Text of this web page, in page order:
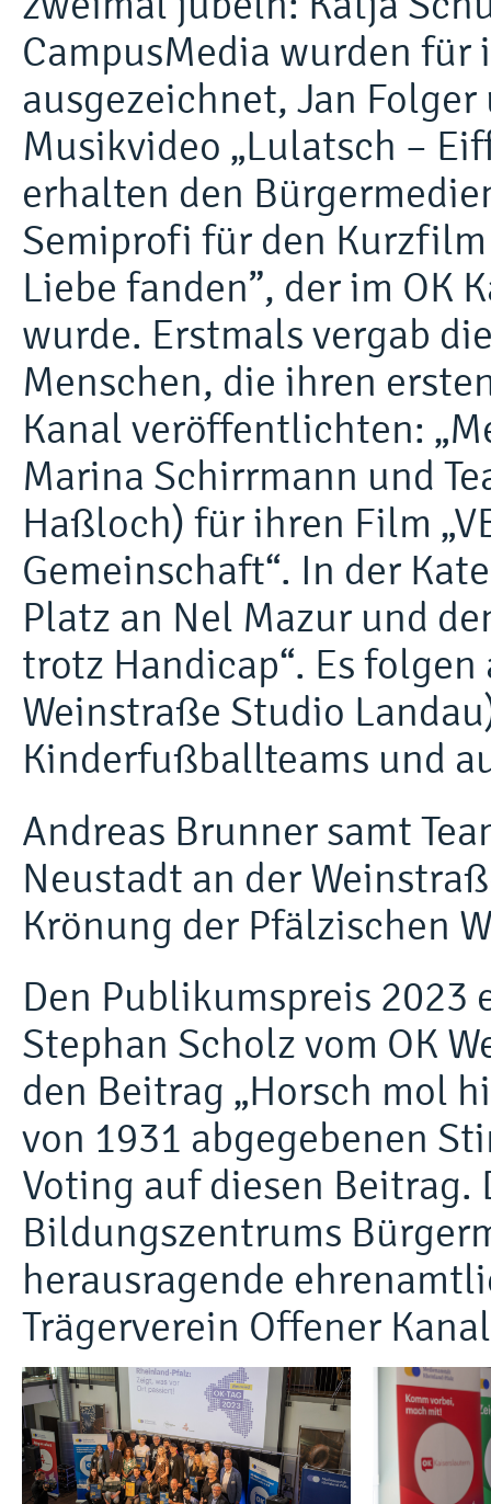
CampusMedia wurden für
ausgezeichnet, Jan
Musikvideo „Lulatsch –
erhalten den
Semiprofi für den Kurzfilm
Liebe fanden”, der im OK
wurde. Erstmals vergab
Menschen, die ihren
Kanal veröffentlichten:
Marina Schirrmann und
Haßloch) für ihren Film
Gemeinschaft“. In der
Platz an Nel Mazur und
trotz Handicap“. Es
Weinstraße Studio
Kinderfußballteams und
Andreas Brunner samt
Neustadt an der
Krönung der Pfälzischen
Den Publikumspreis
Stephan Scholz vom OK
den Beitrag „Horsch mol
von 1931 abgegebenen
Voting auf diesen Beitrag.
Bildungszentrums
herausragende
Trägerverein Offener